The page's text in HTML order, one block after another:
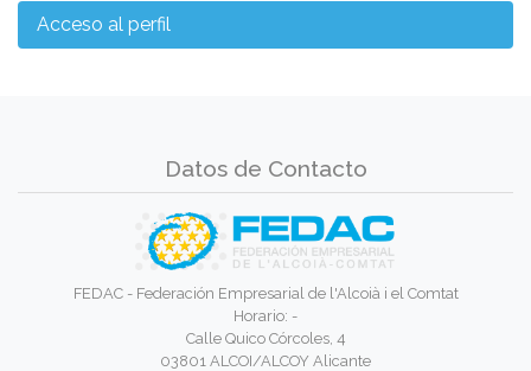
Acceso al perfil
Datos de Contacto
FEDAC - Federación Empresarial de l'Alcoià i el Comtat
Horario: -
Calle Quico Córcoles, 4
03801 ALCOI/ALCOY Alicante